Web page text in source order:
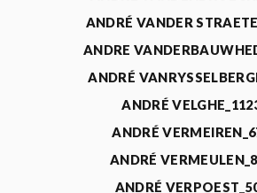
ANDRÉ VANDER
ANDRE
ANDRÉ
ANDRÉ
ANDRÉ
ANDRÉ
ANDRÉ